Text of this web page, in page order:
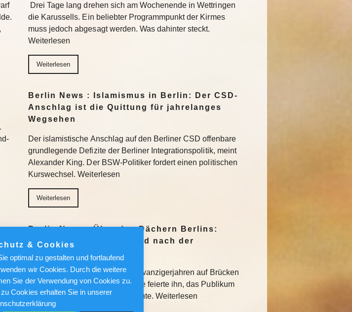
Drei Tage lang drehen sich am Wochenende in Wettringen
die Karussells. Ein beliebter Programmpunkt der Kirmes
muss jedoch abgesagt werden. Was dahinter steckt.
Weiterlesen
Weiterlesen
Berlin News : Islamismus in Berlin: Der CSD-
Anschlag ist die Quittung für jahrelanges
Wegsehen
Der islamistische Anschlag auf den Berliner CSD offenbare
grundlegende Defizite der Berliner Integrationspolitik, meint
Alexander King. Der BSW-Politiker fordert einen politischen
Kurswechsel. Weiterlesen
Weiterlesen
Berlin News : Über den Dächern Berlins:
Alfred Torge und die Jagd nach der
Ungesichert kletterte er in den Zwanzigerjahren auf Brücken
und Geschäftshäuser. Die Presse feierte ihn, das Publikum
liebte ihn – bis sein Stern verglühte. Weiterlesen
& Cookies
optimal zu gestalten und fortlaufend
wir Cookies. Durch die weitere
Sie der Verwendung von Cookies zu.
Cookies erhalten Sie in unserer